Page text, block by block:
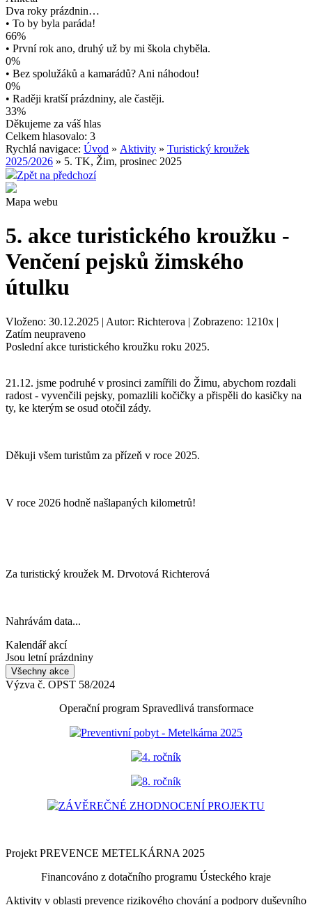
Dva roky prázdnin…
• To by byla paráda!
66%
• První rok ano, druhý už by mi škola chyběla.
0%
• Bez spolužáků a kamarádů? Ani náhodou!
0%
• Raději kratší prázdniny, ale častěji.
33%
Děkujeme za váš hlas
Celkem hlasovalo: 3
Rychlá navigace: Úvod » Aktivity » Turistický kroužek
2025/2026 » 5. TK, Žim, prosinec 2025
Zpět na předchozí
Mapa webu
5. akce turistického kroužku -
Venčení pejsků žimského
útulku
Vloženo: 30.12.2025 | Autor: Richterova | Zobrazeno: 1210x |
Zatím neupraveno
Poslední akce turistického kroužku roku 2025.
21.12. jsme podruhé v prosinci zamířili do Žimu, abychom rozdali
radost - vyvenčili pejsky, pomazlili kočičky a přispěli do kasičky na
ty, ke kterým se osud otočil zády.
Děkuji všem turistům za přízeň v roce 2025.
V roce 2026 hodně našlapaných kilometrů!
Za turistický kroužek M. Drvotová Richterová
Nahrávám data...
Kalendář akcí
Jsou letní prázdniny
Všechny akce
Výzva č. OPST 58/2024
Operační program Spravedlivá transformace
Preventivní pobyt - Metelkárna 2025
4. ročník
8. ročník
ZÁVĚREČNÉ ZHODNOCENÍ PROJEKTU
Projekt PREVENCE METELKÁRNA 2025
Financováno z dotačního programu Ústeckého kraje
Aktivity v oblasti prevence rizikového chování a podpory duševního